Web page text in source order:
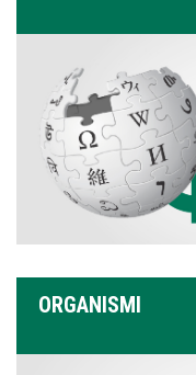
ORGANISMI